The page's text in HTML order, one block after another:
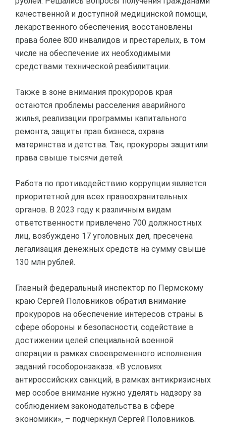
качественной и доступной медицинской помощи,
лекарственного обеспечения, восстановлены
права более 800 инвалидов и престарелых, в том
числе на обеспечение их необходимыми
средствами технической реабилитации.
Также в зоне внимания прокуроров края
остаются проблемы расселения аварийного
жилья, реализации программы капитального
ремонта, защиты прав бизнеса, охрана
материнства и детства. Так, прокуроры защитили
права свыше тысячи детей.
Работа по противодействию коррупции является
приоритетной для всех правоохранительных
органов. В 2023 году к различным видам
ответственности привлечено 700 должностных
лиц, возбуждено 17 уголовных дел, пресечена
легализация денежных средств на сумму свыше
130 млн рублей.
Главный федеральный инспектор по Пермскому
краю Сергей Половников обратил внимание
прокуроров на обеспечение интересов страны в
сфере обороны и безопасности, содействие в
достижении целей специальной военной
операции в рамках своевременного исполнения
заданий гособоронзаказа. «В условиях
антироссийских санкций, в рамках антикризисных
мер особое внимание нужно уделять надзору за
соблюдением законодательства в сфере
экономики», – подчеркнул Сергей Половников.